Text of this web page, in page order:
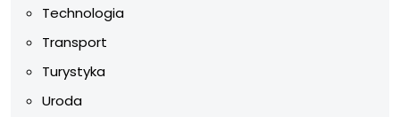
Technologia
Transport
Turystyka
Uroda